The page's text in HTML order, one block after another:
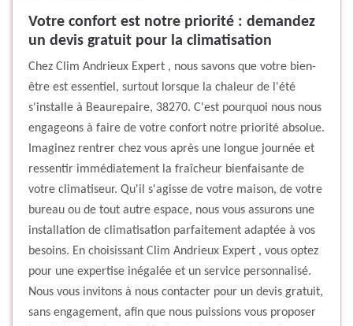
Votre confort est notre priorité : demandez
un devis gratuit pour la climatisation
Chez Clim Andrieux Expert , nous savons que votre bien-
être est essentiel, surtout lorsque la chaleur de l'été
s'installe à Beaurepaire, 38270. C'est pourquoi nous nous
engageons à faire de votre confort notre priorité absolue.
Imaginez rentrer chez vous après une longue journée et
ressentir immédiatement la fraîcheur bienfaisante de
votre climatiseur. Qu'il s'agisse de votre maison, de votre
bureau ou de tout autre espace, nous vous assurons une
installation de climatisation parfaitement adaptée à vos
besoins. En choisissant Clim Andrieux Expert , vous optez
pour une expertise inégalée et un service personnalisé.
Nous vous invitons à nous contacter pour un devis gratuit,
sans engagement, afin que nous puissions vous proposer